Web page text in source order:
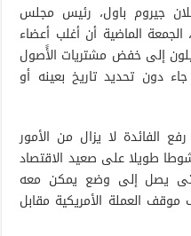
جيروم باول، رئيس مجلس
الماضية أن أغلب أعضاء
إلى خفض مشتريات الأًصول
دون تحديد تاريخ بعينه أو
الفائدة لا يزال من الأمور
طويلا على صعيد الاقتصاد
يصل إلى وضع يمكن معه
العملة الأمريكية مقابل